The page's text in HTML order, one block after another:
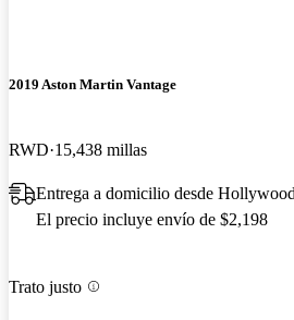
2019 Aston Martin Vantage
RWD 15,438 millas
Entrega a domicilio desde
El precio incluye envío de $2,198
Trato justo